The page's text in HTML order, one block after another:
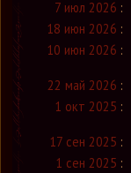
7 июл 2026 :
18 июн 2026 :
10 июн 2026 :
22 май 2026 :
1 окт 2025 :
17 сен 2025 :
1 сен 2025 :